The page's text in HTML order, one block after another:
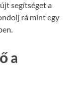
segítséget a
rá mint egy
a